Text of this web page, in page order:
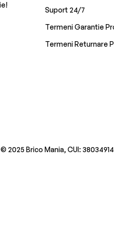
Suport 24/7
Termeni Garantie
Termeni Returnare
© 2025 Brico Mania, CUI: